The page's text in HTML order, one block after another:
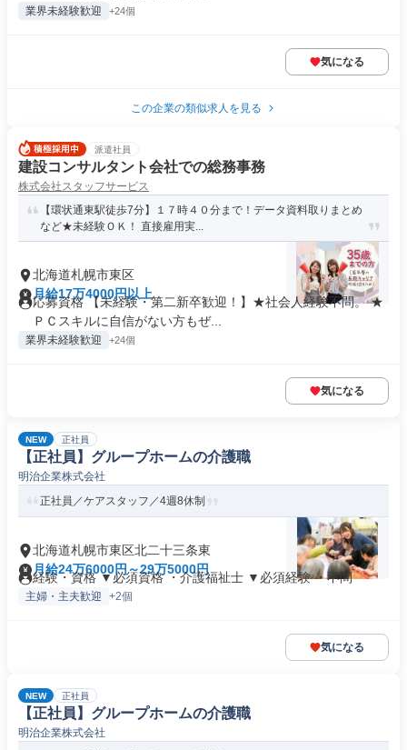
業界未経験歓迎 +24個
気になる
この企業の類似求人を見る
派遣社員
建設コンサルタント会社での総務事務
株式会社スタッフサービス
【環状通東駅徒歩7分】１７時４０分まで！データ資料取りまとめ
など★未経験ＯＫ！ 直接雇用実...
北海道札幌市東区
月給17万4000円以上
応募資格 【未経験・第二新卒歓迎！】★社会人経験不問。 ★
ＰＣスキルに自信がない方もぜ...
業界未経験歓迎 +24個
気になる
NEW 正社員
【正社員】グループホームの介護職
明治企業株式会社
正社員／ケアスタッフ／4週8休制
北海道札幌市東区北二十三条東
月給24万6000円～29万5000円
経験・資格 ▼必須資格 ・介護福祉士 ▼必須経験 ・不問
主婦・主夫歓迎 +2個
気になる
NEW 正社員
【正社員】グループホームの介護職
明治企業株式会社